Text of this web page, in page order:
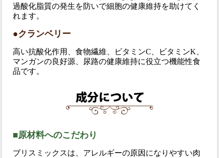
過酸化脂質の発生を防いで細胞の健康維持を助けてく
れます。
●クランベリー
高い抗酸化作用、食物繊維、ビタミンC、ビタミンK、
マンガンの良好源、尿路の健康維持に役立つ機能性食
品です。
■原材料へのこだわり
ブリスミックスは、アレルギーの原因になりやすい肉